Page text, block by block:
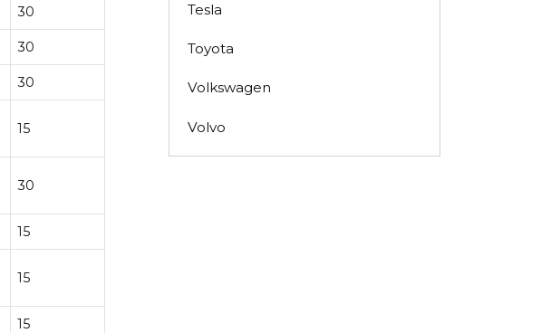
30
30
30
15
30
15
15
15
Tesla
Toyota
Volkswagen
Volvo